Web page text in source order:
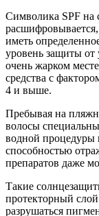
Символика SPF на
иметь
уровень защиты от
очень жарком
средства с
4 и выше.
Пребывая на
волосы
водной процедуры
способностью
препаратов даже
Такие
протекторный
разрушаться